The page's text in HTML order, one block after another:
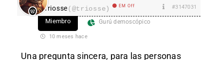
Triosse(@triosse) EM Off #3147031
Miembro Gurú demoscópico
10 meses hace
Una pregunta sincera, para las personas